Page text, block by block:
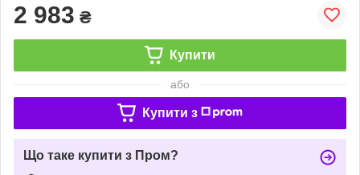
2 983 ₴
Купити
або
Купити з
Що таке купити з Пром?